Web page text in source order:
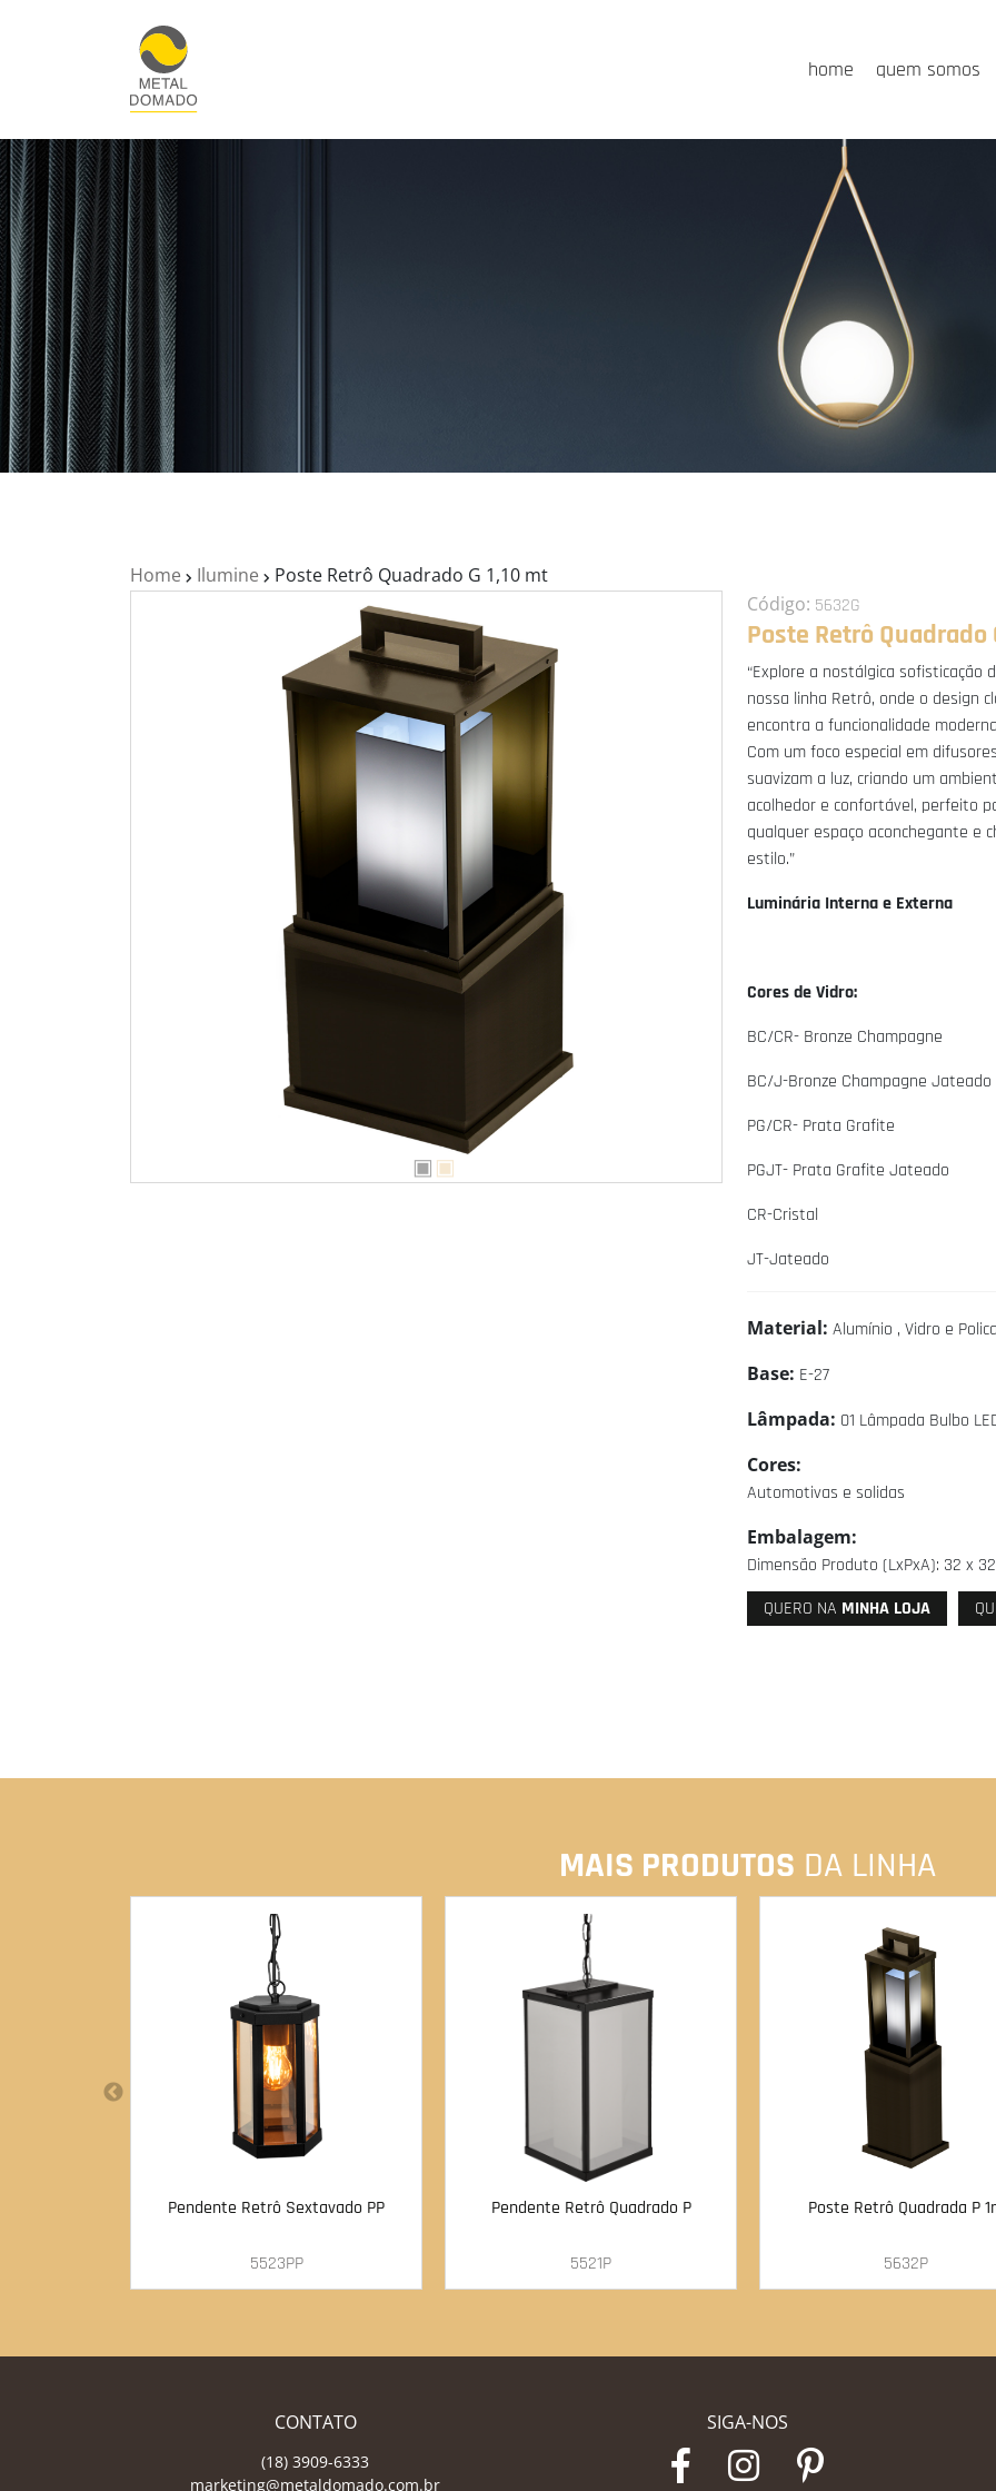
home quem somos
Home Ilumine
Poste Retrô Quadrado G 1,10 mt
Código: 5632G
Poste Retrô Quadrado
“Explore a nostálgica sofisticação
nossa linha Retrô, onde o design
encontra a funcionalidade
Com um foco especial em
suavizam a luz, criando um
acolhedor e confortável, perfeito
qualquer espaço aconchegante e
estilo.”
Luminária Interna e Externa
Cores de Vidro:
BC/CR- Bronze Champagne
BC/J-Bronze Champagne Jateado
PG/CR- Prata Grafite
PGJT- Prata Grafite Jateado
CR-Cristal
JT-Jateado
Material: Alumínio , Vidro e
Base: E-27
Lâmpada: 01 Lâmpada Bulbo
Cores:
Automotivas e solidas
Embalagem:
Dimensão Produto (LxPxA): 32 x
QUERO NA MINHA LOJA
MAIS PRODUTOS DA LINHA
Pendente Retrô Sextavado PP
5523PP
Pendente Retrô Quadrado P
5521P
Poste Retrô Quadrada P
5632P
CONTATO
(18) 3909-6333
marketing@metaldomado.com.br
SIGA-NOS